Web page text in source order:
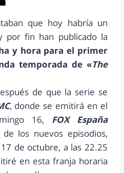
que hoy habría un
por fin han publicado la
y hora para el primer
temporada de «The
de que la serie se
, donde se emitirá en el
16, FOX España
los nuevos episodios,
de octubre, a las 22.25
en esta franja horaria